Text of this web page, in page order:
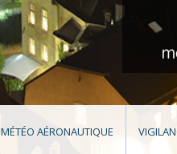
MÉTÉO AÉRONAUTIQUE